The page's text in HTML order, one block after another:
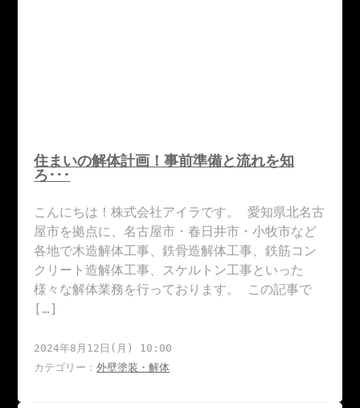
住まいの解体計画！事前準備と流れを知
ろ･･･
こんにちは！株式会社アイラです。 愛知県北名古
屋市を拠点に、名古屋市・春日井市・小牧市など
各地で木造解体工事、鉄骨造解体工事、鉄筋コン
クリート造解体工事、スケルトン工事といった
様々な解体業務を行っております。 この記事で
[…]
2024年8月12日(月) 10:00
カテゴリー：外壁塗装・解体